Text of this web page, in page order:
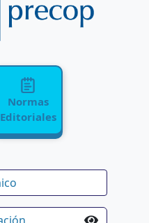
Normas
Editoriales